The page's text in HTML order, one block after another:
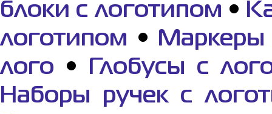
блоки с логотипом •
логотипом •
Маркеры
лого •
Глобусы с
Наборы ручек с